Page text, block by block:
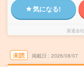
気になる!
派遣会社
未読 掲載日 2026/08/07